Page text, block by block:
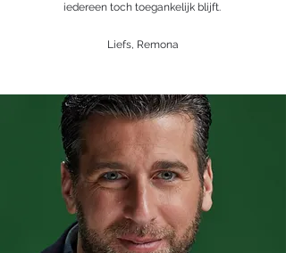
iedereen toch toegankelijk blijft.
Liefs, Remona